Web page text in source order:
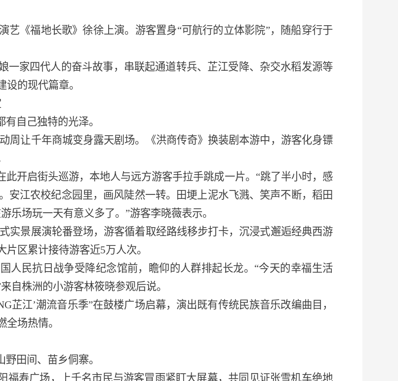
艺《福地长歌》徐徐上演。游客置身“可航行的立体影院”，随船穿行于
一家四代人的奋斗故事，串联起通道转兵、芷江受降、杂交水稻发源等
的现代篇章。
自己独特的光泽。
周让千年商城变身露天剧场。《洪商传奇》换装剧本游中，游客化身镖
此开启街头巡游，本地人与远方游客手拉手跳成一片。“跳了半小时，感
安江农校纪念园里，画风陡然一转。田埂上泥水飞溅、笑声不断，稻田
乐场玩一天有意义多了。”游客李晓薇表示。
实景展演轮番登场，游客循着取经路线移步打卡，沉浸式邂逅经典西游
区累计接待游客近5万人次。
人民抗日战争受降纪念馆前，瞻仰的人群排起长龙。 “今天的幸福生活
自株洲的小游客林筱晓参观后说。
芷江’潮流音乐季”在鼓楼广场启幕，演出既有传统民族音乐改编曲目，
场热情。
田间、苗乡侗寨。
福寿广场，上千名市民与游客冒雨紧盯大屏幕，共同见证张雪机车绝地